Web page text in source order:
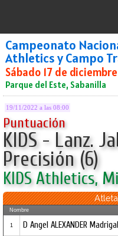
Campeonato
Athletics y Campo
Sábado 17 de
Parque del Este, Sabanilla
19/11/2022 a las 08:00
Puntuación
KIDS - Lanz.
Precisión (6)
KIDS Athletics,
Nombre
1 D Angel ALEXANDER Madrigal